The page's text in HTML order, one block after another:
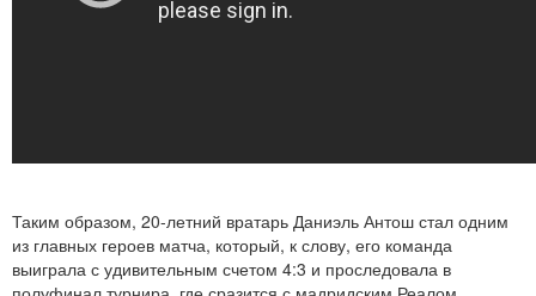
Таким образом, 20-летний вратарь Даниэль Антош стал одним
из главных героев матча, который, к слову, его команда
выиграла с удивительным счетом 4:3 и проследовала в